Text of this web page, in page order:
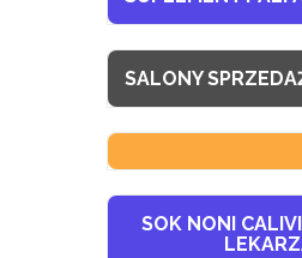
SALONY
SOK NONI